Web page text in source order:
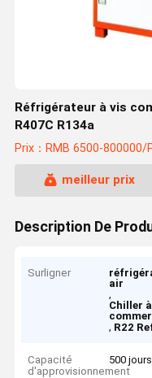
Réfrigérateur à vis
R407C R134a
Prix：RMB 6500-800000/
meilleur prix
Description De
Surligner
air
,
Chiller
, R22
Capacité
d'approvisionnement
500 jours